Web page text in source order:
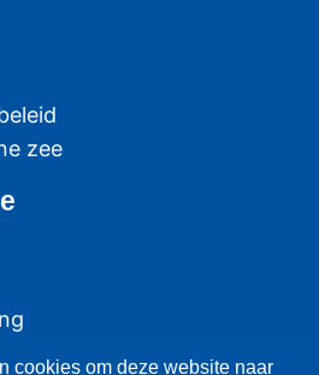
cookies om deze website naar
zee